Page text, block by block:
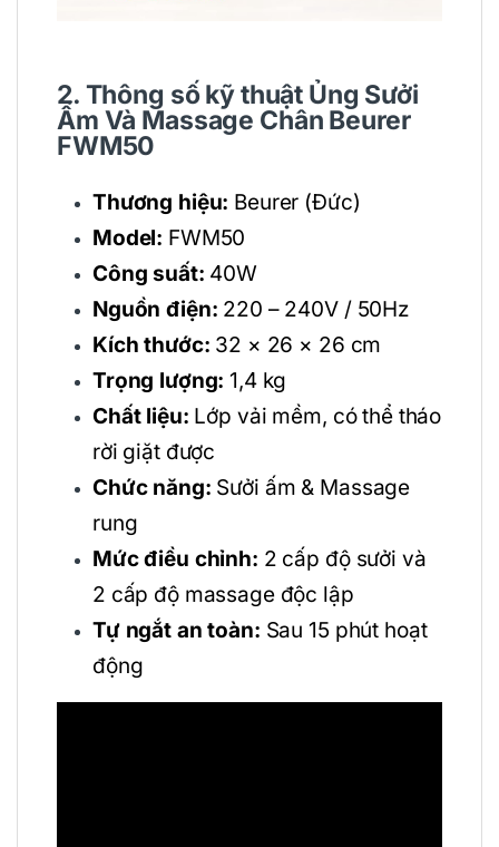
2. Thông số kỹ thuật Ủng Sưởi
Ấm Và Massage Chân Beurer
FWM50
Thương hiệu: Beurer (Đức)
Model: FWM50
Công suất: 40W
Nguồn điện: 220 – 240V / 50Hz
Kích thước: 32 × 26 × 26 cm
Trọng lượng: 1,4 kg
Chất liệu: Lớp vải mềm, có thể tháo
rời giặt được
Chức năng: Sưởi ấm & Massage
rung
Mức điều chỉnh: 2 cấp độ sưởi và
2 cấp độ massage độc lập
Tự ngắt an toàn: Sau 15 phút hoạt
động